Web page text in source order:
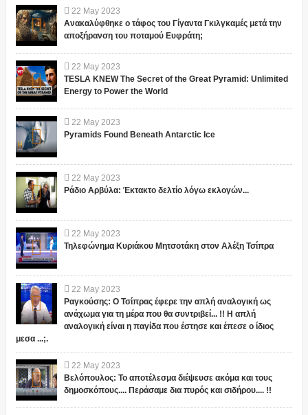
22 May 2023
Ανακαλύφθηκε ο τάφος του Γίγαντα Γκιλγκαμές μετά την
αποξήρανση του ποταμού Ευφράτη;
22 May 2023
TESLA KNEW The Secret of the Great Pyramid: Unlimited
Energy to Power the World
22 May 2023
Pyramids Found Beneath Antarctic Ice
22 May 2023
Ράδιο Αρβύλα: Έκτακτο δελτίο λόγω εκλογών...
22 May 2023
Τηλεφώνημα Κυριάκου Μητσοτάκη στον Αλέξη Τσίπρα
22 May 2023
Ραγκούσης: Ο Τσίπρας έφερε την απλή αναλογική ως
ανάχωμα για τη μέρα που θα συντριβεί... !! Η απλή
αναλογική είναι η παγίδα που έστησε και έπεσε ο ίδιος
μεσα ...;.
22 May 2023
Βελόπουλος: Το αποτέλεσμα διέψευσε ακόμα και τους
δημοσκόπους.... Περάσαμε δια πυρός και σιδήρου.... !!